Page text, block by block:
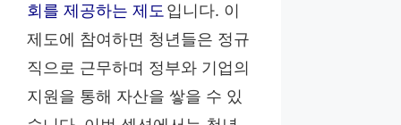
회를 제공하는 제도 입니다. 이
제도에 참여하면 청년들은 정규
직으로 근무하며 정부와 기업의
지원을 통해 자산을 쌓을 수 있